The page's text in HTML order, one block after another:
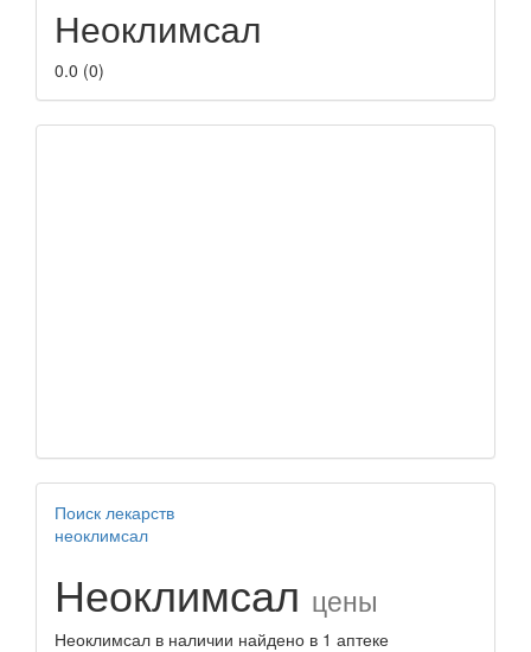
Неоклимсал
0.0 (0)
Поиск лекарств
неоклимсал
Неоклимсал цены
Неоклимсал в наличии найдено в 1 аптеке